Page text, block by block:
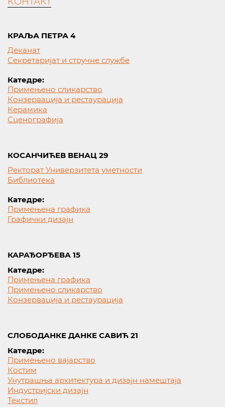
КРАЉА ПЕТРА 4
Деканат
Секретаријат и стручне службе
Катедре:
Примењено сликарство
Конзервација и рестаурација
Керамика
Сценографија
КОСАНЧИЋЕВ ВЕНАЦ 29
Ректорат Универзитета уметности
Библиотека
Катедре:
Примењена графика
Графички дизајн
КАРАЂОРЂЕВА 15
Катедре:
Примењена графика
Примењено сликарство
Конзервација и рестаурација
СЛОБОДАНКЕ ДАНКЕ САВИЋ 21
Катедре:
Примењено вајарство
Костим
Унутрашња архитектура и дизајн намештаја
Индустријски дизајн
Текстил